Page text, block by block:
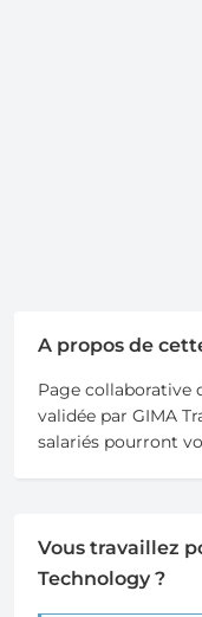
A propos de
Page collaborative
validée par GIMA
salariés pourront
Vous travaillez
Technology ?